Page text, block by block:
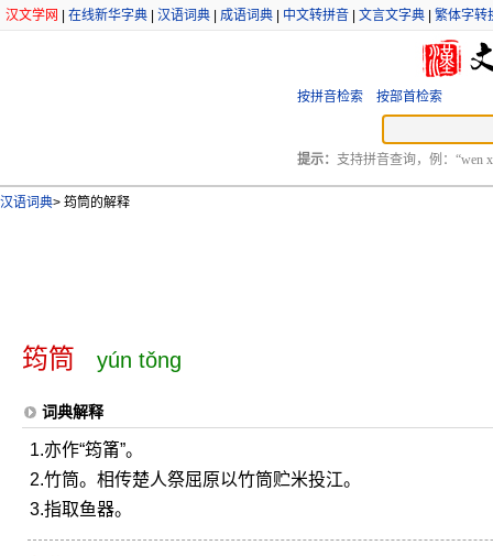
汉文学网 在线新华字典 汉语词典 成语词典 中文转拼音 文言文字典 繁体字转
按拼音检索 按部首检索
提示： 支持拼音查询，例：“wen
汉语词典> 筠筒的解释
筠筒 yún tǒng
词典解释
1.亦作“筠筩”。
2.竹筒。相传楚人祭屈原以竹筒贮米投江。
3.指取鱼器。